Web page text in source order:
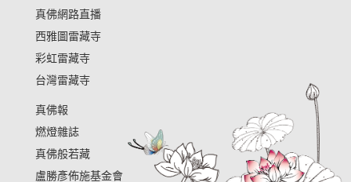
真佛網路直播
西雅圖雷藏寺
彩虹雷藏寺
台灣雷藏寺
真佛報
燃燈雜誌
真佛般若藏
盧勝彥佈施基金會